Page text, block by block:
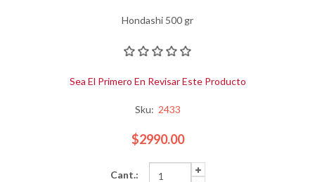
Hondashi 500 gr
Sea El Primero En Revisar Este Producto
Sku: 2433
$2990.00
Cant.: